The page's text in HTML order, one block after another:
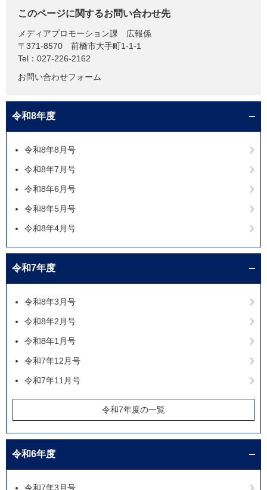
このページに関するお問い合わせ先
メディアプロモーション課
広報係
〒371-8570
前橋市大手町1-1-1
Tel：027-226-2162
お問い合わせフォーム
令和8年度
令和8年8月号
令和8年7月号
令和8年6月号
令和8年5月号
令和8年4月号
令和7年度
令和8年3月号
令和8年2月号
令和8年1月号
令和7年12月号
令和7年11月号
令和7年度の一覧
令和6年度
令和7年3月号